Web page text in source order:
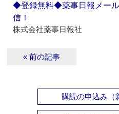
◆登録無料◆薬事日報メー
信！
株式会社薬事日報社
« 前の記事
購読の申込み（